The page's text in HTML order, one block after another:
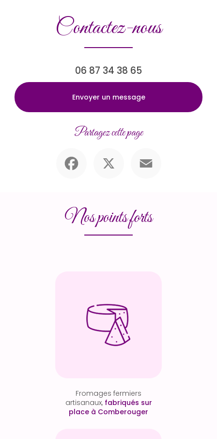
Contactez-nous
06 87 34 38 65
Envoyer un message
Partagez cette page
Nos points forts
Fromages fermiers
artisanaux, fabriqués sur
place à Comberouger